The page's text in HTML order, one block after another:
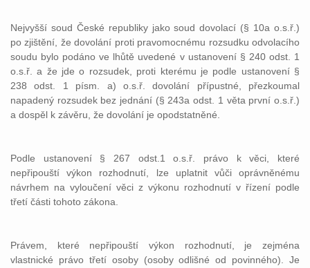
Nejvyšší soud České republiky jako soud dovolací (§ 10a o.s.ř.)
po zjištění, že dovolání proti pravomocnému rozsudku odvolacího
soudu bylo podáno ve lhůtě uvedené v ustanovení § 240 odst. 1
o.s.ř. a že jde o rozsudek, proti kterému je podle ustanovení §
238 odst. 1 písm. a) o.s.ř. dovolání přípustné, přezkoumal
napadený rozsudek bez jednání (§ 243a odst. 1 věta první o.s.ř.)
a dospěl k závěru, že dovolání je opodstatněné.
Podle ustanovení § 267 odst.1 o.s.ř. právo k věci, které
nepřipouští výkon rozhodnutí, lze uplatnit vůči oprávněnému
návrhem na vyloučení věci z výkonu rozhodnutí v řízení podle
třetí části tohoto zákona.
Právem, které nepřipouští výkon rozhodnutí, je zejména
vlastnické právo třetí osoby (osoby odlišné od povinného). Je